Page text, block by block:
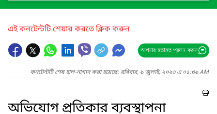
এই কনটেন্টটি শেয়ার করতে ক্লিক করুন
আপনার মতামত প্রদান করুন
কনটেন্টটি শেষ হাল-নাগাদ করা হয়েছে: রবিবার, ৯ জুলাই, ২০২৩ এ ০১:৩৯ AM
অভিযোগ প্রতিকার ব্যবস্থাপনা